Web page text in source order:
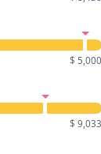
$ 5,000
$ 9,033